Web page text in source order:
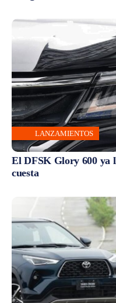
LANZAMIENTOS
El DFSK Glory 600 ya
cuesta